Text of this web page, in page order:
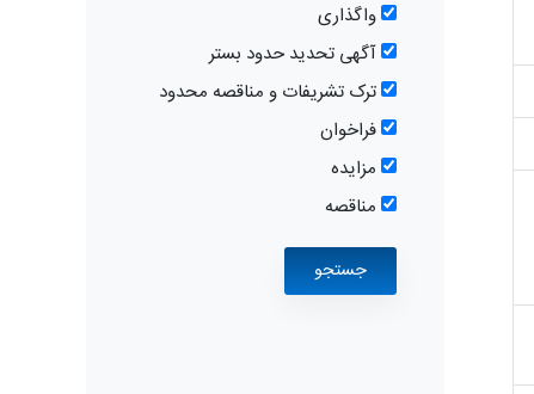
واگذاری
آگهی تحدید حدود بستر
ترک تشریفات و مناقصه محدود
فراخوان
مزایده
مناقصه